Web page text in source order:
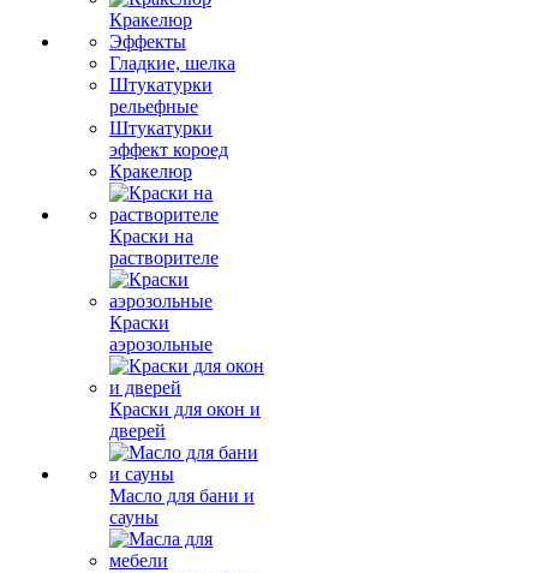
Кракелюр
Эффекты
Гладкие, шелка
Штукатурки
рельефные
Штукатурки
эффект короед
Кракелюр
Краски на
растворителе
Краски
аэрозольные
Краски для окон и
дверей
Масло для бани и
сауны